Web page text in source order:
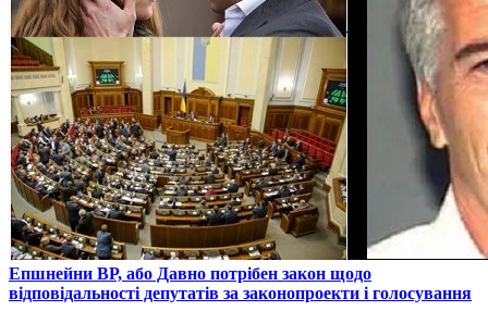
​Епшнейни ВР, або Давно потрібен закон щодо
відповідальності депутатів за законопроекти і голосування